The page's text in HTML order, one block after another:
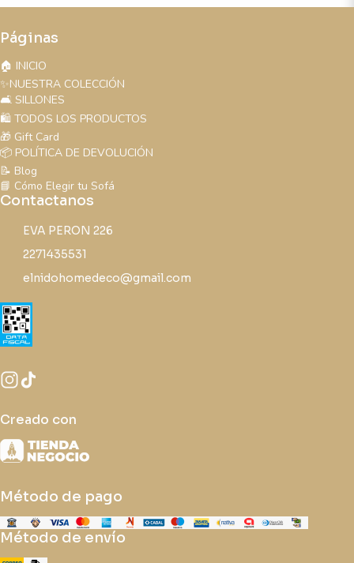
Páginas
🏠 INICIO
✨NUESTRA COLECCIÓN
🛋️ SILLONES
🛍️ TODOS LOS PRODUCTOS
🎁 Gift Card
📦 POLÍTICA DE DEVOLUCIÓN
📝 Blog
📘 Cómo Elegir tu Sofá
Contactanos
EVA PERON 226
2271435531
elnidohomedeco@gmail.com
Creado con
Método de pago
Método de envío